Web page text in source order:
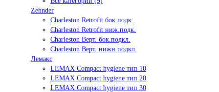
Zehnder
Charleston Retrofit бок.подк.
Charleston Retrofit ниж.подк.
Charleston Верт. бок.подкл.
Charleston Верт. нижн.подкл.
Лемакс
LEMAX Compact hygiene тип 10
LEMAX Compact hygiene тип 20
LEMAX Compact hygiene тип 30